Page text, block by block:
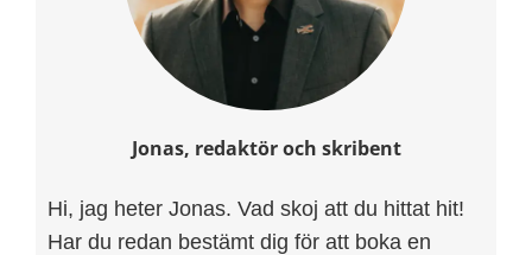
Jonas, redaktör och skribent
Hi, jag heter Jonas. Vad skoj att du hittat hit!
Har du redan bestämt dig för att boka en